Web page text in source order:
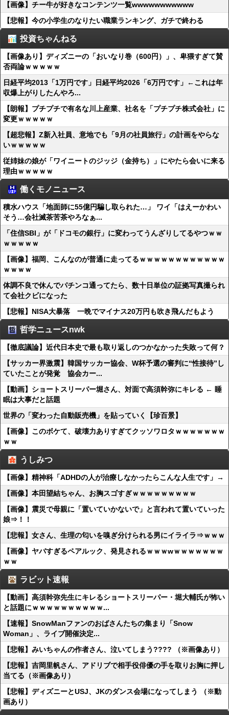
【画像】チー牛が好きなコンテンツ一覧wwwwwwwwwww
【悲報】今の小学生のなりたい職業ランキング、ガチで終わる
投資ちゃんねる
【画像あり】ディズニーの「おいなり巻（600円）」、卑猥すぎて賛
否両論ｗｗｗｗｗ
日経平均2013「1万円です」日経平均2026「6万円です」←これは年
収爆上がりしたんやろ...
【朗報】プチプチで有名な川上産業、社名を「プチプチ株式会社」に
変更ｗｗｗｗｗ
【超悲報】Z新入社員、意地でも「9月の社員旅行」の計画をやらな
いｗｗｗｗｗ
従姉妹の娘が「ワイニートのジッジ（金持ち）」にやたら会いに来る
理由ｗｗｗｗｗ
働くモノニュース
積水ハウス「地面師に55億円騙し取られた…」 ワイ「はえーかわい
そう…会社滅茶苦茶やろなぁ...
「住信SBI」が「ドコモの銀行」に変わってうんざりしてるやつｗｗ
ｗｗｗｗｗ
【画像】福岡、こんなのが普通に走ってるｗｗｗｗｗｗｗｗｗｗｗｗ
ｗｗｗｗ
体調不良で休んでパチンコ通ってたら、数十日単位の証拠写真撮られ
て会社クビになった
【悲報】NISA大暴落 一晩でマイナス20万円も吹き飛んだもよう
哲学ニュースnwk
【徹底議論】近代日本史で最も取り返しのつかなかった失敗って何？
【サッカー界激震】韓国サッカー協会、W杯予選の審判に“性接待”し
ていたことが発覚 協会カー...
【動画】ショートスリーパー堀さん、対面で高須幹弥にキレる ← 睡
眠は大事だと話題
世界の「変わった自動販売機」を貼っていく【珍百景】
【画像】このボケて、破壊力ありすぎてクッソワロタｗｗｗｗｗｗｗ
ｗｗ
うしみつ
【画像】精神科「ADHDの人が治療しなかったらこんな人生です」→
【画像】本田望結ちゃん、お胸スゴすぎｗｗｗｗｗｗｗｗｗ
【画像】震災で母親に「置いていかないで」と言われて置いていった
娘⇒！！
【悲報】女さん、生理の匂いを嗅ぎ分けられる男にイライラ⇒ｗｗｗ
【画像】ヤバすぎるペアルック、発見されるｗｗｗwｗｗｗｗｗｗｗ
ｗｗ
ラビット速報
【動画】高須幹弥先生にキレるショートスリーパー・堀大輔氏が怖い
と話題にｗｗｗｗｗｗｗｗｗｗ...
【速報】SnowManファンのおばさんたちの集まり「Snow
Woman」、ライブ開催決定...
【悲報】みいちゃんの作者さん、泣いてしまう???? （※画像あり）
【悲報】吉岡里帆さん、アドリブで相手役俳優の手を取りお胸に押し
当てる（※画像あり）
【悲報】ディズニーとUSJ、JKのダンス会場になってしまう （※動
画あり）